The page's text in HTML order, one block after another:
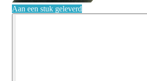
Aan een stuk geleverd